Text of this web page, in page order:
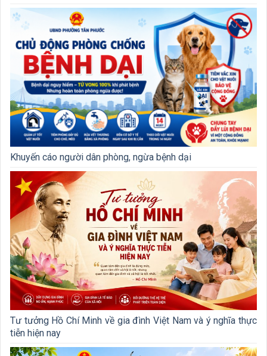
Khuyến cáo người dân phòng, ngừa bệnh dại
Tư tưởng Hồ Chí Minh về gia đình Việt Nam và ý nghĩa thực
tiễn hiện nay